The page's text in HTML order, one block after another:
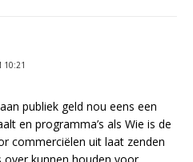
10:21
publiek geld nou eens een
en programma’s als Wie is de
commerciëlen uit laat zenden